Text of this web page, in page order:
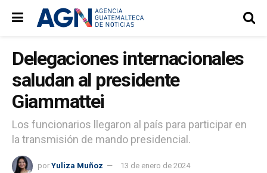
Delegaciones internacionales
saludan al presidente
Giammattei
Los funcionarios llegaron al país para participar en
la transmisión de mando presidencial.
por Yuliza Muñoz 13 de enero de 2024